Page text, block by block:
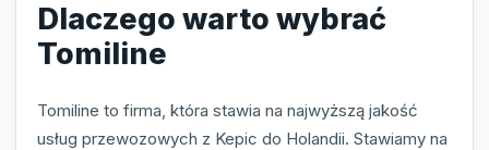
Dlaczego warto wybrać
Tomiline
Tomiline to firma, która stawia na najwyższą jakość
usług przewozowych z Kepic do Holandii. Stawiamy na